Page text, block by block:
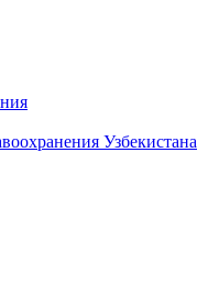
Узбекистана